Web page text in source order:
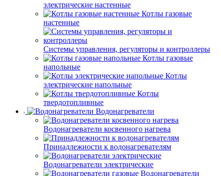
электрические настенные
Котлы газовые
настенные
Системы управления, регуляторы и контроллеры
Котлы газовые
напольные
Котлы
электрические напольные
Котлы
твердотопливные
Водонагреватели
Водонагреватели косвенного нагрева
Принадлежности к водонагревателям
Водонагреватели электрические
Водонагреватели